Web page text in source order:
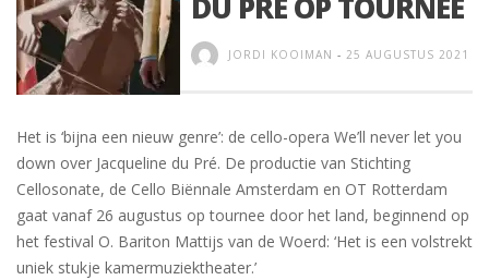
JORDI KOOIMAN - 25 AUGUSTUS 2021
Het is ‘bijna een nieuw genre’: de cello-opera We’ll never let you
down over Jacqueline du Pré. De productie van Stichting
Cellosonate, de Cello Biënnale Amsterdam en OT Rotterdam
gaat vanaf 26 augustus op tournee door het land, beginnend op
het festival O. Bariton Mattijs van de Woerd: ‘Het is een volstrekt
uniek stukje kamermuziektheater.’